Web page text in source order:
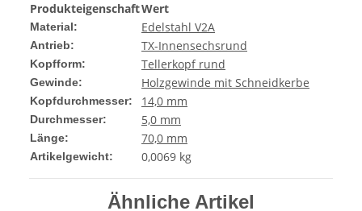
ProdukteigenschaftWert
Material: Edelstahl V2A
Antrieb: TX-Innensechsrund
Kopfform: Tellerkopf rund
Gewinde: Holzgewinde mit Schneidkerbe
Kopfdurchmesser: 14,0 mm
Durchmesser: 5,0 mm
Länge: 70,0 mm
Artikelgewicht: 0,0069 kg
Ähnliche Artikel